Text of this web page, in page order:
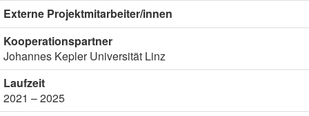
Externe Projektmitarbeiter/innen
Kooperationspartner
Johannes Kepler Universität Linz
Laufzeit
2021 – 2025